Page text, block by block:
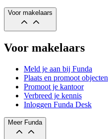
Voor makelaars
Voor makelaars
Meld je aan bij Funda
Plaats en promoot objecten
Promoot je kantoor
Verbreed je kennis
Inloggen Funda Desk
Meer Funda